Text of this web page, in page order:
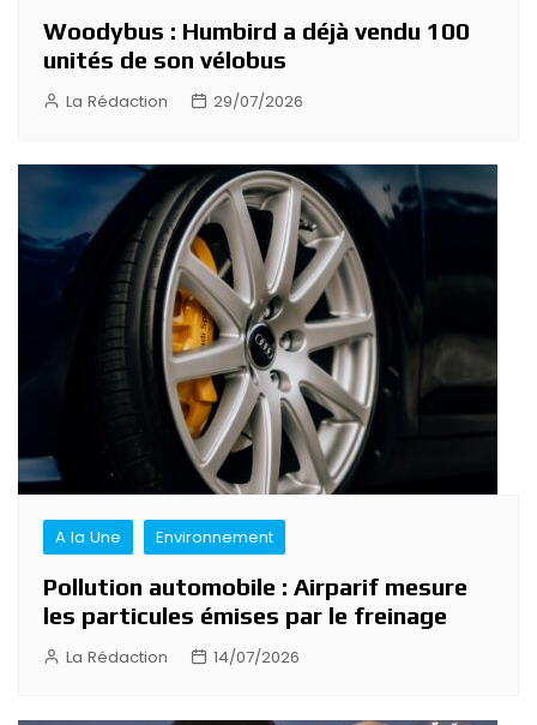
Woodybus : Humbird a déjà vendu 100
unités de son vélobus
La Rédaction 29/07/2026
A la Une Environnement
Pollution automobile : Airparif mesure
les particules émises par le freinage
La Rédaction 14/07/2026